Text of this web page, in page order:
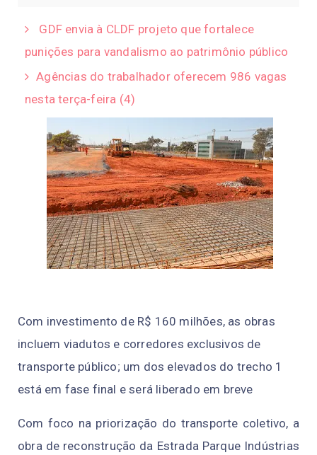
GDF envia à CLDF projeto que fortalece
punições para vandalismo ao patrimônio público
Agências do trabalhador oferecem 986 vagas
nesta terça-feira (4)
Com investimento de R$ 160 milhões, as obras
incluem viadutos e corredores exclusivos de
transporte público; um dos elevados do trecho 1
está em fase final e será liberado em breve
Com foco na priorização do transporte coletivo, a
obra de reconstrução da Estrada Parque Indústrias